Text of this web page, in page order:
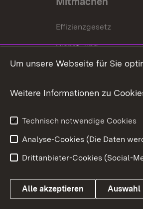
Effizienzgesetz
Dienst- und
Versorgungsbezüge
Weitere
Link zum Landesportal
Um unsere Webseite für Sie
Weitere Informationen zu
Technisch notwendige Cookies
Analyse-Cookies (Die Daten
Drittanbieter-Cookies (Social-
Alle akzeptieren Auswahl